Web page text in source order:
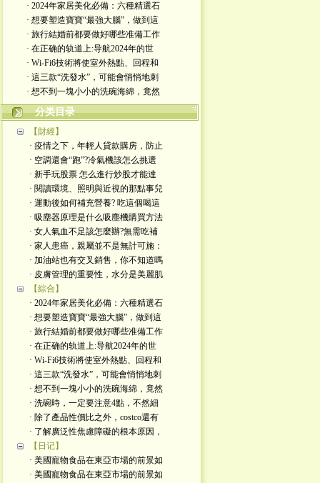
· 2024年家居美化必備：六種精選石
· 想要塑造寶寶“最強大腦”，做到這
· 旅行結婚前都要做好哪些准備工作
· 在正确的轨道上:导航2024年的世
· Wi-Fi6技術將使室外熱點、回程和
· 這三款“洗發水”，可能會悄悄地刺
· 想不到一塊小小的洗碗海綿，竟然
分类目录
【財經】
· 疫情之下，年輕人貸款購房，防止
· 空調還會“跑”?冷氣機該怎么挑選
· 新手玩股票 怎么進行炒股才能達
· 閱讀環境、照明與近視的那點事兒
· 運動後如何補充營養? 吃這個喝這
· 吸塵器原理是什么吸塵機購買方法
· 女人氣血不足該怎麼辦?無需吃補
· 家人患癌，親屬並不是無計可施：
· 加油站也有交叉銷售，你不知道嗎
· 皮膚管理的重要性，水分是美麗肌
【綜合】
· 2024年家居美化必備：六種精選石
· 想要塑造寶寶“最強大腦”，做到這
· 旅行結婚前都要做好哪些准備工作
· 在正确的轨道上:导航2024年的世
· Wi-Fi6技術將使室外熱點、回程和
· 這三款“洗發水”，可能會悄悄地刺
· 想不到一塊小小的洗碗海綿，竟然
· 洗碗時，一定要注意4點，不然細
· 除了產品性價比之外，costco還有
· 了解廣泛性焦慮障礙的根本原因，
【日记】
· 美國寵物食品在東亞市場的前景如
· 美國寵物食品在東亞市場的前景如